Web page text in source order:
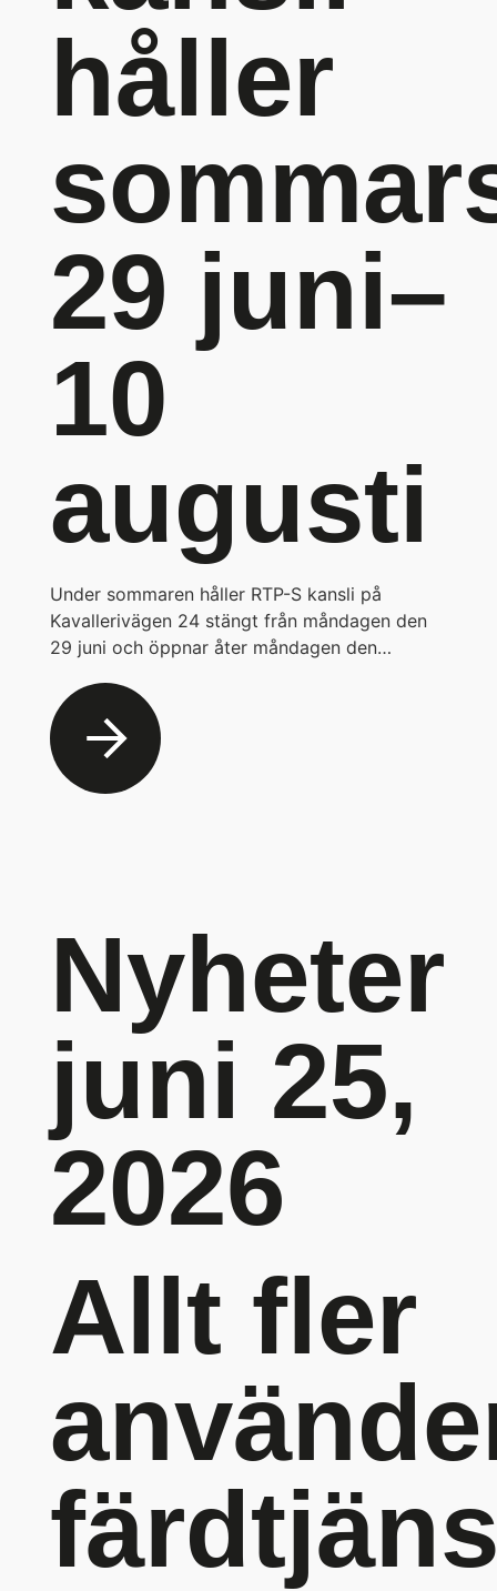
håller
29 juni–
10
augusti
Under sommaren håller RTP-S kansli på
Kavallerivägen 24 stängt från måndagen den
29 juni och öppnar åter måndagen den…
Nyheter
juni 25,
2026
Allt fler